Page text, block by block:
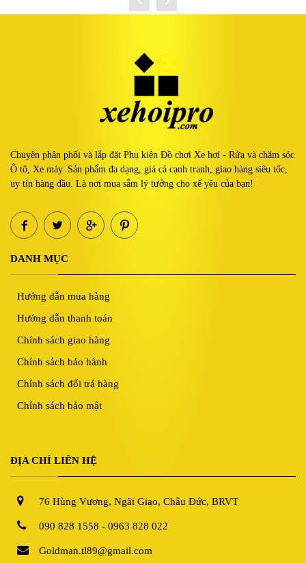
Chuyên phân phối và lắp đặt Phụ kiện Đồ chơi Xe hơi - Rửa và chăm sóc
Ô tô, Xe máy. Sản phẩm đa dạng, giá cả cạnh tranh, giao hàng siêu tốc,
uy tín hàng đầu. Là nơi mua sắm lý tưởng cho xế yêu của bạn!
DANH MỤC
Hướng dẫn mua hàng
Hướng dẫn thanh toán
Chính sách giao hàng
Chính sách bảo hành
Chính sách đổi trả hàng
Chính sách bảo mật
ĐỊA CHỈ LIÊN HỆ
76 Hùng Vương, Ngãi Giao, Châu Đức, BRVT
090 828 1558 - 0963 828 022
Goldman.tl89@gmail.com